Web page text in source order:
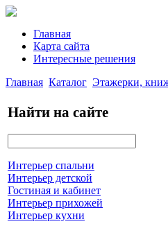
Главная
Карта сайта
Интересные решения
Главная Каталог Этажерки,
Найти на сайте
Интерьер спальни
Интерьер детской
Гостиная и кабинет
Интерьер прихожей
Интерьер кухни